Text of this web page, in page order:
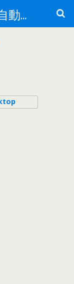
一般社団法人 滋賀県自動車整備振興会